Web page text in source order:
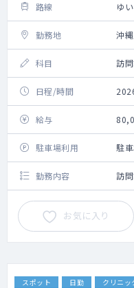
路線 ゆ
勤務地 沖
科目 訪
日程/時間
給与
駐車場利用 駐
勤務内容 訪
お気に入り
スポット 日勤 クリニッ